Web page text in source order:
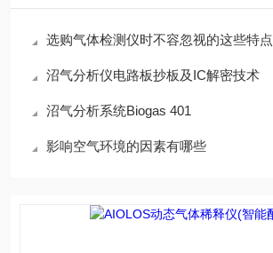
选购气体检测仪时不容忽视的这些特点
沼气分析仪电路板抄板及IC解密技术
沼气分析系统Biogas 401
影响空气环境的因素有哪些